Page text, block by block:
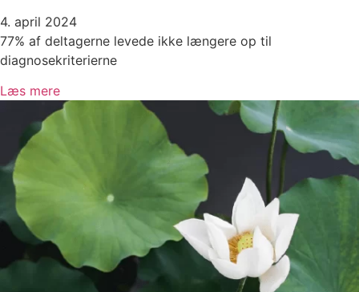
4. april 2024
77% af deltagerne levede ikke længere op til
diagnosekriterierne
Læs mere